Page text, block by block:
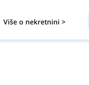
Više o nekretnini >